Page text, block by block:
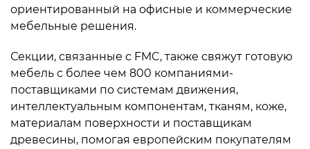
ориентированный на офисные и коммерческие
мебельные решения.
Секции, связанные с FMC, также свяжут готовую
мебель с более чем 800 компаниями-
поставщиками по системам движения,
интеллектуальным компонентам, тканям, коже,
материалам поверхности и поставщикам
древесины, помогая европейским покупателям